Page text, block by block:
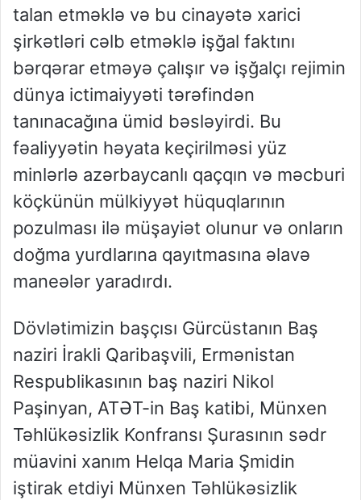
talan etməklə və bu cinayətə xarici
şirkətləri cəlb etməklə işğal faktını
bərqərar etməyə çalışır və işğalçı rejimin
dünya ictimaiyyəti tərəfindən
tanınacağına ümid bəsləyirdi. Bu
fəaliyyətin həyata keçirilməsi yüz
minlərlə azərbaycanlı qaçqın və məcburi
köçkünün mülkiyyət hüquqlarının
pozulması ilə müşayiət olunur və onların
doğma yurdlarına qayıtmasına əlavə
maneələr yaradırdı.
Dövlətimizin başçısı Gürcüstanın Baş
naziri İrakli Qaribaşvili, Ermənistan
Respublikasının baş naziri Nikol
Paşinyan, ATƏT-in Baş katibi, Münxen
Təhlükəsizlik Konfransı Şurasının sədr
müavini xanım Helqa Maria Şmidin
iştirak etdiyi Münxen Təhlükəsizlik